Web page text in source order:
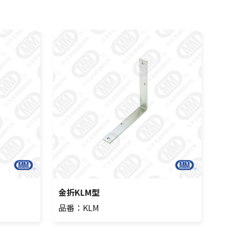
金折KLM型
品番：KLM